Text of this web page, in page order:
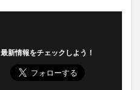
最新情報をチェックしよう！